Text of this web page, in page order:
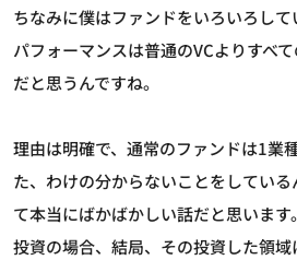
ちなみに僕はファンドをいろいろし
パフォーマンスは普通のVCよりすべ
だと思うんですね。
理由は明確で、通常のファンドは1業
た、わけの分からないことをしてい
て本当にばかばかしい話だと思いま
投資の場合、結局、その投資した領